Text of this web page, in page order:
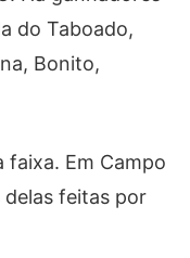
do Taboado,
Bonito,
faixa. Em Campo
delas feitas por